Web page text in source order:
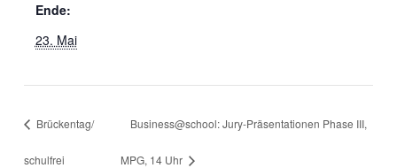
Ende:
23. Mai
Brückentag/
schulfrei
Business@school: Jury-Präsentationen Phase III,
MPG, 14 Uhr